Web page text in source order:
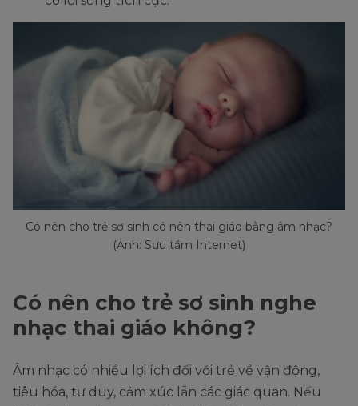
Có nên cho trẻ sơ sinh có nên thai giáo bằng âm nhạc?
(Ảnh: Sưu tầm Internet)
Có nên cho trẻ sơ sinh nghe
nhạc thai giáo không?
Âm nhạc có nhiều lợi ích đối với trẻ về vận động,
tiêu hóa, tư duy, cảm xúc lẫn các giác quan. Nếu